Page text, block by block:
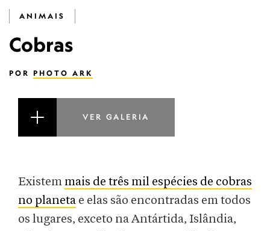
ANIMAIS
Cobras
POR PHOTO ARK
VER GALERIA
Existem mais de três mil espécies de cobras
no planeta e elas são encontradas em todos
os lugares, exceto na Antártida, Islândia,